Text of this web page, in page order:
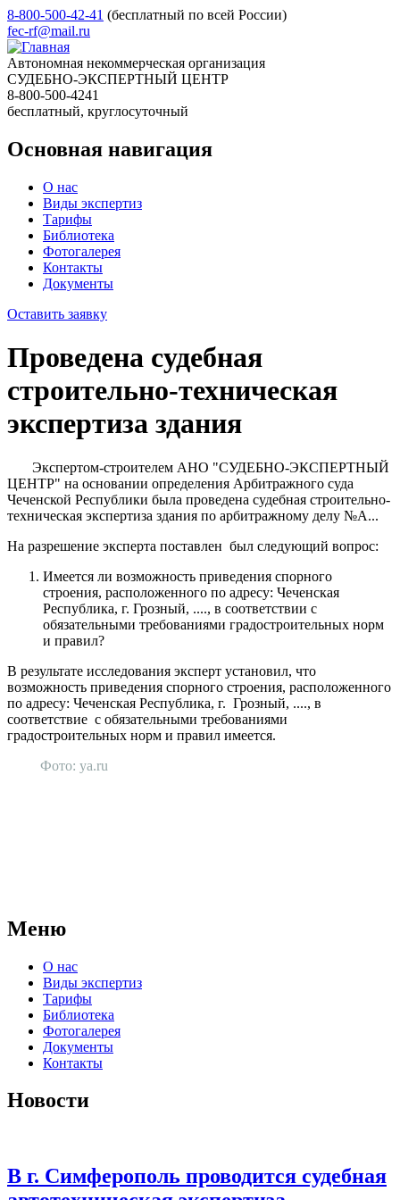
8-800-500-42-41 (бесплатный по всей России)
fec-rf@mail.ru
Автономная некоммерческая организация
СУДЕБНО-ЭКСПЕРТНЫЙ ЦЕНТР
8-800-500-4241
бесплатный, круглосуточный
Основная навигация
О нас
Виды экспертиз
Тарифы
Библиотека
Фотогалерея
Контакты
Документы
Оставить заявку
Проведена судебная
строительно-техническая
экспертиза здания
Экспертом-строителем АНО "СУДЕБНО-ЭКСПЕРТНЫЙ
ЦЕНТР" на основании определения Арбитражного суда
Чеченской Республики была проведена судебная строительно-
техническая экспертиза здания по арбитражному делу №А...
На разрешение эксперта поставлен был следующий вопрос:
Имеется ли возможность приведения спорного
строения, расположенного по адресу: Чеченская
Республика, г. Грозный, ...., в соответствии с
обязательными требованиями градостроительных норм
и правил?
В результате исследования эксперт установил, что
возможность приведения спорного строения, расположенного
по адресу: Чеченская Республика, г. Грозный, ...., в
соответствие с обязательными требованиями
градостроительных норм и правил имеется.
Фото: ya.ru
Меню
О нас
Виды экспертиз
Тарифы
Библиотека
Фотогалерея
Документы
Контакты
Новости
В г. Симферополь проводится судебная